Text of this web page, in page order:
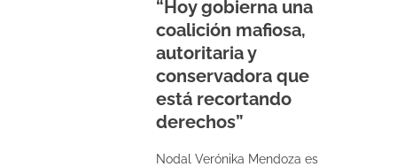
“Hoy gobierna una
coalición mafiosa,
autoritaria y
conservadora que
está recortando
derechos”
Nodal Verónika Mendoza es